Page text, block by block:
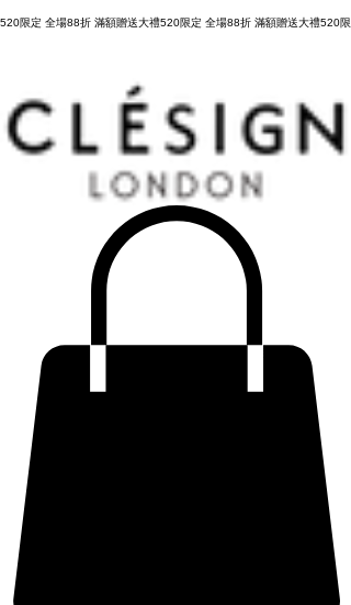
520限定 全場88折 滿額贈送大禮